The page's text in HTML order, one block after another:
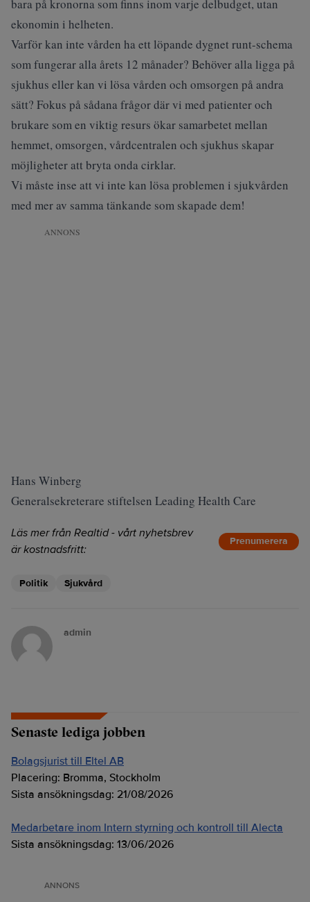
bara på kronorna som finns inom varje delbudget, utan
ekonomin i helheten.
Varför kan inte vården ha ett löpande dygnet runt-schema
som fungerar alla årets 12 månader? Behöver alla ligga på
sjukhus eller kan vi lösa vården och omsorgen på andra
sätt? Fokus på sådana frågor där vi med patienter och
brukare som en viktig resurs ökar samarbetet mellan
hemmet, omsorgen, vårdcentralen och sjukhus skapar
möjligheter att bryta onda cirklar.
Vi måste inse att vi inte kan lösa problemen i sjukvården
med mer av samma tänkande som skapade dem!
ANNONS
Hans Winberg
Generalsekreterare stiftelsen Leading Health Care
Läs mer från Realtid - vårt nyhetsbrev
är kostnadsfritt:
Prenumerera
Politik Sjukvård
admin
Senaste lediga jobben
Bolagsjurist till Eltel AB
Placering: Bromma, Stockholm
Sista ansökningsdag: 21/08/2026
Medarbetare inom Intern styrning och kontroll till Alecta
Sista ansökningsdag: 13/06/2026
ANNONS